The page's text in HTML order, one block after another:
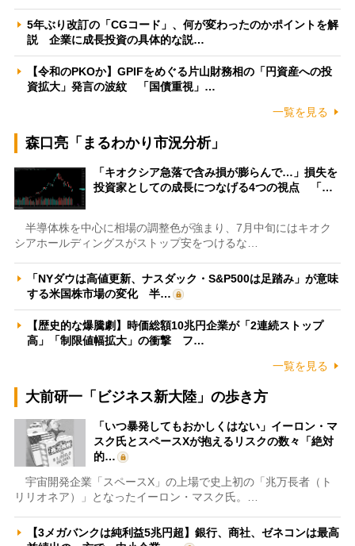
5年ぶり改訂の「CGコード」、何が変わったのかポイントを解
説 企業に成長投資の具体的な説…
【令和のPKOか】GPIFをめぐる片山財務相の「円資産への投
資拡大」発言の波紋 「国債重視」…
一覧を見る
森口亮「まるわかり市況分析」
「キオクシア急落で含み損が膨らんで…」損失を
投資家としての成長につなげる4つの視点 「…
半導体株を中心に相場の調整色が強まり、7月中旬にはキオク
シアホールディングスがストップ安をつけるな…
「NYダウは高値更新、ナスダック・S&P500は足踏み」が意味
する米国株市場の変化 半…
【歴史的な爆騰劇】時価総額10兆円企業が「2連続ストップ
高」「制限値幅拡大」の衝撃 フ…
一覧を見る
大前研一「ビジネス新大陸」の歩き方
「いつ暴発してもおかしくはない」イーロン・マ
スク氏とスペースXが抱えるリスクの数々「絶対
的…
宇宙開発企業「スペースX」の上場で史上初の「兆万長者（ト
リリオネア）」となったイーロン・マスク氏。…
【3メガバンクは純利益5兆円超】銀行、商社、ゼネコンは最高